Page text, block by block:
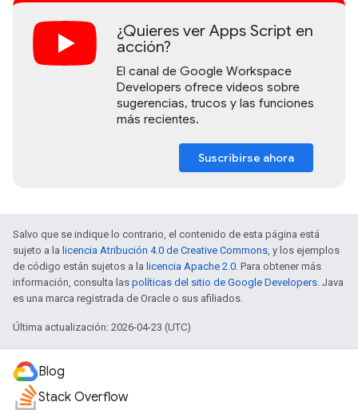
¿Quieres ver Apps Script en
acción?
El canal de Google Workspace
Developers ofrece videos sobre
sugerencias, trucos y las funciones
más recientes.
Suscribirse ahora
Salvo que se indique lo contrario, el contenido de esta página está
sujeto a la licencia Atribución 4.0 de Creative Commons, y los ejemplos
de código están sujetos a la licencia Apache 2.0. Para obtener más
información, consulta las políticas del sitio de Google Developers. Java
es una marca registrada de Oracle o sus afiliados.
Última actualización: 2026-04-23 (UTC)
Blog
Stack Overflow